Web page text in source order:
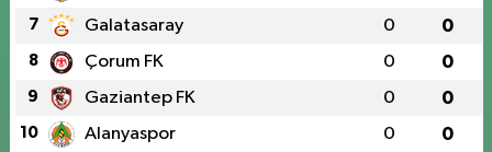
7 Galatasaray 0 0
8 Çorum FK 0 0
9 Gaziantep FK 0 0
10 Alanyaspor 0 0